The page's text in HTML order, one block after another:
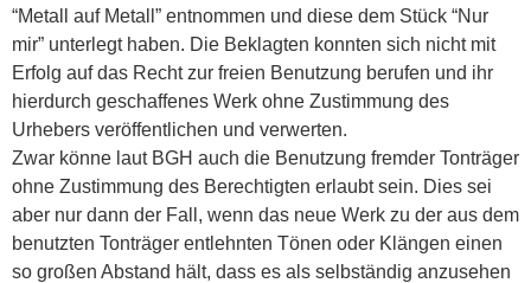
“Metall auf Metall” entnommen und diese dem Stück “Nur
mir” unterlegt haben. Die Beklagten konnten sich nicht mit
Erfolg auf das Recht zur freien Benutzung berufen und ihr
hierdurch geschaffenes Werk ohne Zustimmung des
Urhebers veröffentlichen und verwerten.
Zwar könne laut BGH auch die Benutzung fremder Tonträger
ohne Zustimmung des Berechtigten erlaubt sein. Dies sei
aber nur dann der Fall, wenn das neue Werk zu der aus dem
benutzten Tonträger entlehnten Tönen oder Klängen einen
so großen Abstand hält, dass es als selbständig anzusehen